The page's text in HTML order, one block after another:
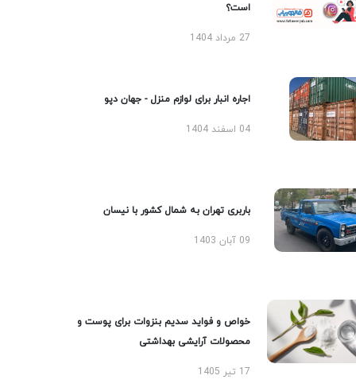
است؟
27 مرداد 1404
اجاره انبار برای لوازم منزل - جهان دپو
04 اسفند 1404
باربری تهران به شمال کشور با نیسان
09 آبان 1403
خواص و فواید سدیم بنزوات برای پوست و
محصولات آرایشی بهداشتی
17 تیر 1405